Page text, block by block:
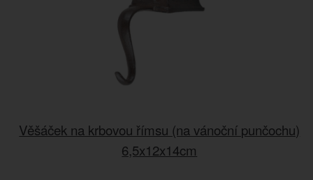
Věšáček na krbovou římsu (na vánoční punčochu)
6,5x12x14cm